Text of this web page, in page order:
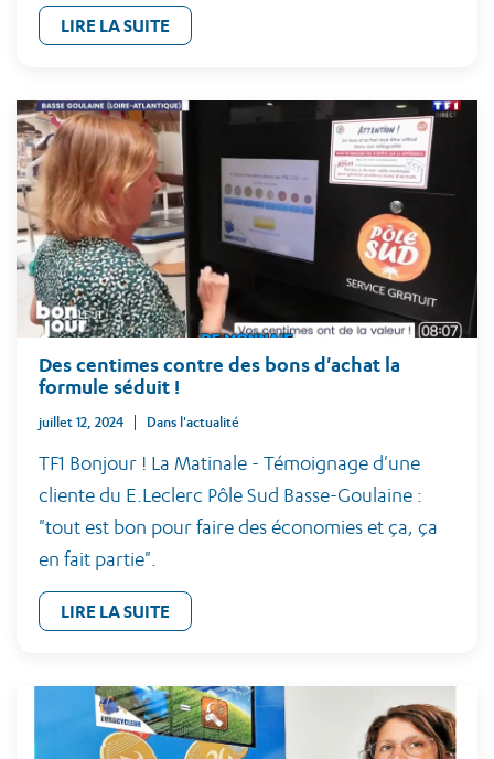
LIRE LA SUITE
Des centimes contre des bons d'achat la
formule séduit !
juillet 12, 2024 Dans l'actualité
TF1 Bonjour ! La Matinale - Témoignage d'une
cliente du E.Leclerc Pôle Sud Basse-Goulaine :
"tout est bon pour faire des économies et ça, ça
en fait partie".
LIRE LA SUITE